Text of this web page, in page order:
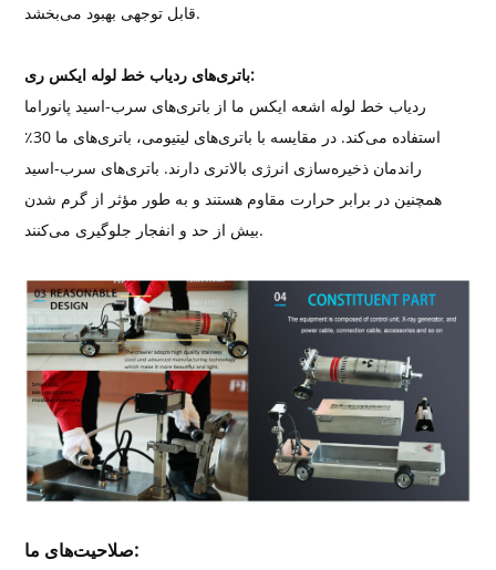
قابل توجهی بهبود می‌بخشد.
باتری‌های ردیاب خط لوله ایکس ری:
ردیاب خط لوله اشعه ایکس ما از باتری‌های سرب-اسید پانوراما
استفاده می‌کند. در مقایسه با باتری‌های لیتیومی، باتری‌های ما 30٪
راندمان ذخیره‌سازی انرژی بالاتری دارند. باتری‌های سرب-اسید
همچنین در برابر حرارت مقاوم هستند و به طور مؤثر از گرم شدن
بیش از حد و انفجار جلوگیری می‌کنند.
صلاحیت‌های ما: